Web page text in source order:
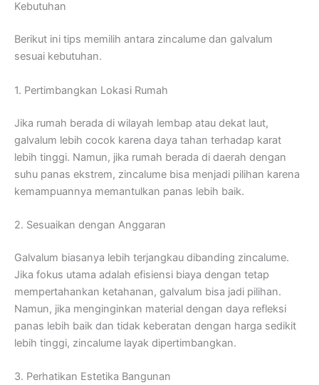
Kebutuhan
Berikut ini tips memilih antara zincalume dan galvalum
sesuai kebutuhan.
1. Pertimbangkan Lokasi Rumah
Jika rumah berada di wilayah lembap atau dekat laut,
galvalum lebih cocok karena daya tahan terhadap karat
lebih tinggi. Namun, jika rumah berada di daerah dengan
suhu panas ekstrem, zincalume bisa menjadi pilihan karena
kemampuannya memantulkan panas lebih baik.
2. Sesuaikan dengan Anggaran
Galvalum biasanya lebih terjangkau dibanding zincalume.
Jika fokus utama adalah efisiensi biaya dengan tetap
mempertahankan ketahanan, galvalum bisa jadi pilihan.
Namun, jika menginginkan material dengan daya refleksi
panas lebih baik dan tidak keberatan dengan harga sedikit
lebih tinggi, zincalume layak dipertimbangkan.
3. Perhatikan Estetika Bangunan